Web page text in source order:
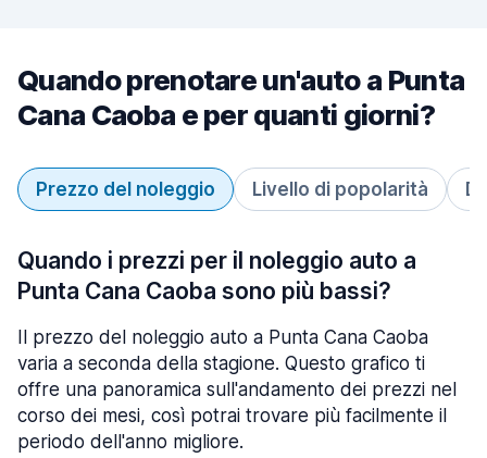
Quando prenotare un'auto a Punta
Cana Caoba e per quanti giorni?
Prezzo del noleggio Livello di popolarità
Quando i prezzi per il noleggio auto a
Punta Cana Caoba sono più bassi?
Il prezzo del noleggio auto a Punta Cana Caoba
varia a seconda della stagione. Questo grafico ti
offre una panoramica sull'andamento dei prezzi nel
corso dei mesi, così potrai trovare più facilmente il
periodo dell'anno migliore.